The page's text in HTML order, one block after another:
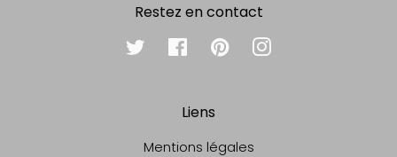
Restez en contact
Twitter FacebookPinterest
Liens
Mentions légales